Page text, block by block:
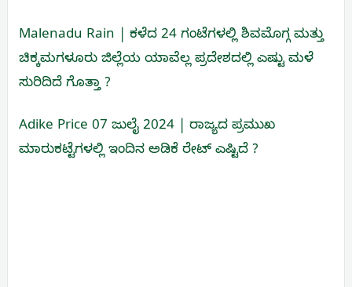
Malenadu Rain | ಕಳೆದ 24 ಗಂಟೆಗಳಲ್ಲಿ ಶಿವಮೊಗ್ಗ ಮತ್ತು
ಚಿಕ್ಕಮಗಳೂರು ಜಿಲ್ಲೆಯ ಯಾವೆಲ್ಲ ಪ್ರದೇಶದಲ್ಲಿ ಎಷ್ಟು ಮಳೆ
ಸುರಿದಿದೆ ಗೊತ್ತಾ ?
Adike Price 07 ಜುಲೈ 2024 | ರಾಜ್ಯದ ಪ್ರಮುಖ
ಮಾರುಕಟ್ಟೆಗಳಲ್ಲಿ ಇಂದಿನ ಅಡಿಕೆ ರೇಟ್ ಎಷ್ಟಿದೆ ?